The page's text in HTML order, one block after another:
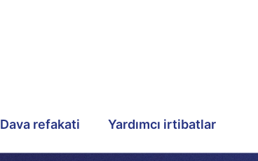
Dava refakati Yardımcı irtibatlar